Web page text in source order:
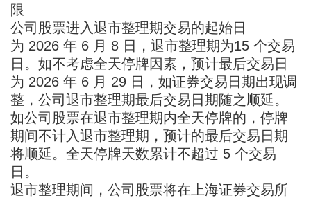
限
公司股票进入退市整理期交易的起始日
为 2026 年 6 月 8 日，退市整理期为15 个交易
日。如不考虑全天停牌因素，预计最后交易日
为 2026 年 6 月 29 日，如证券交易日期出现调
整，公司退市整理期最后交易日期随之顺延。
如公司股票在退市整理期内全天停牌的，停牌
期间不计入退市整理期，预计的最后交易日期
将顺延。全天停牌天数累计不超过 5 个交易
日。
退市整理期间，公司股票将在上海证券交易所